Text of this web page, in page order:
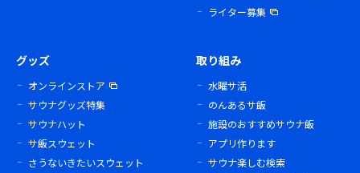
ライター募集
グッズ
オンラインストア
サウナグッズ特集
サウナハット
サ飯スウェット
さうないきたいスウェット
取り組み
水曜サ活
のんあるサ飯
施設のおすすめサウナ飯
アプリ作ります
サウナ楽しむ検索